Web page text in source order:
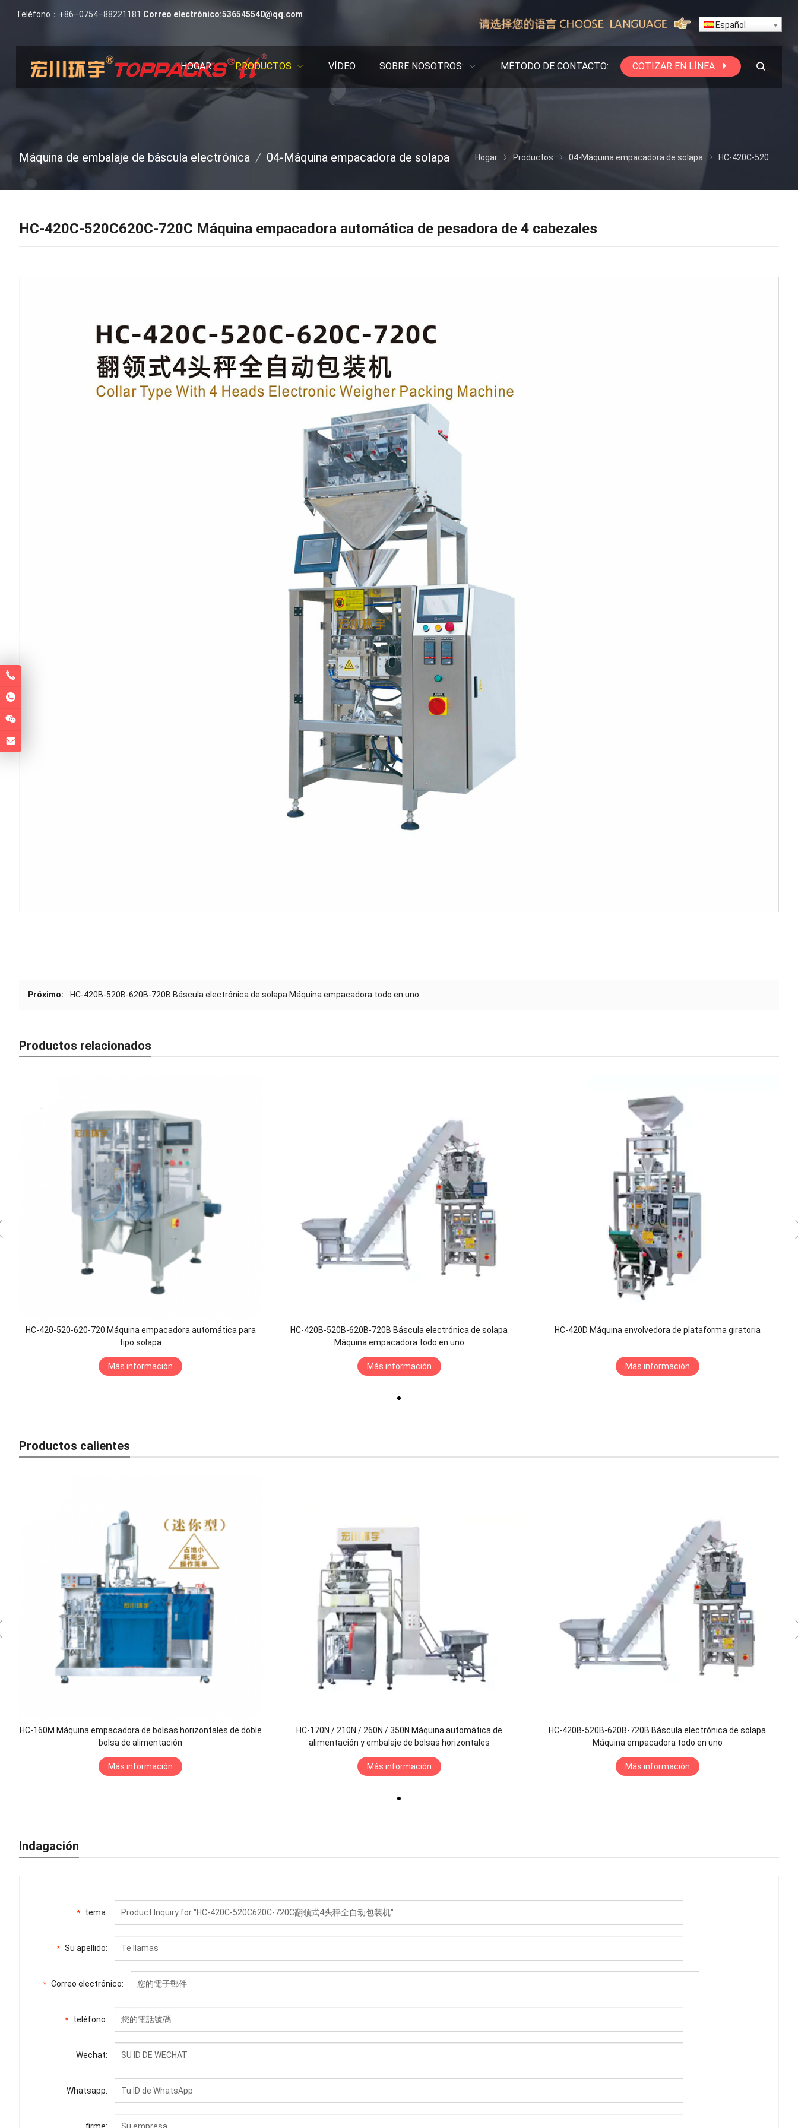
Teléfono：+86–0754–88221181 Correo electrónico:536545540@qq.com
Español
HOGAR PRODUCTOS VÍDEO SOBRE NOSOTROS: MÉTODO DE CONTACTO: COTIZAR EN LÍNEA
Máquina de embalaje de báscula electrónica / 04-Máquina empacadora de solapa Hogar Productos 04-Máquina empacadora de solapa HC-420C-520C620C-720C Máquina empacadora automática de pesadora de 4 cabezales
HC-420C-520C620C-720C Máquina empacadora automática de pesadora de 4 cabezales
Próximo: HC-420B-520B-620B-720B Báscula electrónica de solapa Máquina empacadora todo en uno
Productos relacionados
HC-420-520-620-720 Máquina empacadora automática para
tipo solapa
Más información
HC-420B-520B-620B-720B Báscula electrónica de solapa
Máquina empacadora todo en uno
Más información
HC-420D Máquina envolvedora de plataforma giratoria
Más información
Productos calientes
HC-160M Máquina empacadora de bolsas horizontales de doble
bolsa de alimentación
Más información
HC-170N / 210N / 260N / 350N Máquina automática de
alimentación y embalaje de bolsas horizontales
Más información
HC-420B-520B-620B-720B Báscula electrónica de solapa
Máquina empacadora todo en uno
Más información
Indagación
* tema:
* Su apellido:
* Correo electrónico:
* teléfono:
Wechat:
Whatsapp: